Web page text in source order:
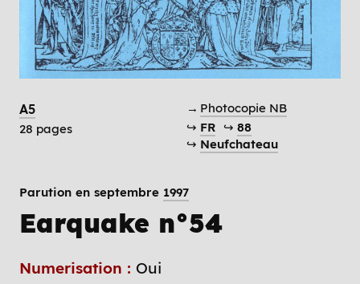
A5
28 pages
→ Photocopie NB
↪ FR ↪ 88
↪ Neufchateau
Parution en septembre 1997
Earquake n°54
Numerisation : Oui